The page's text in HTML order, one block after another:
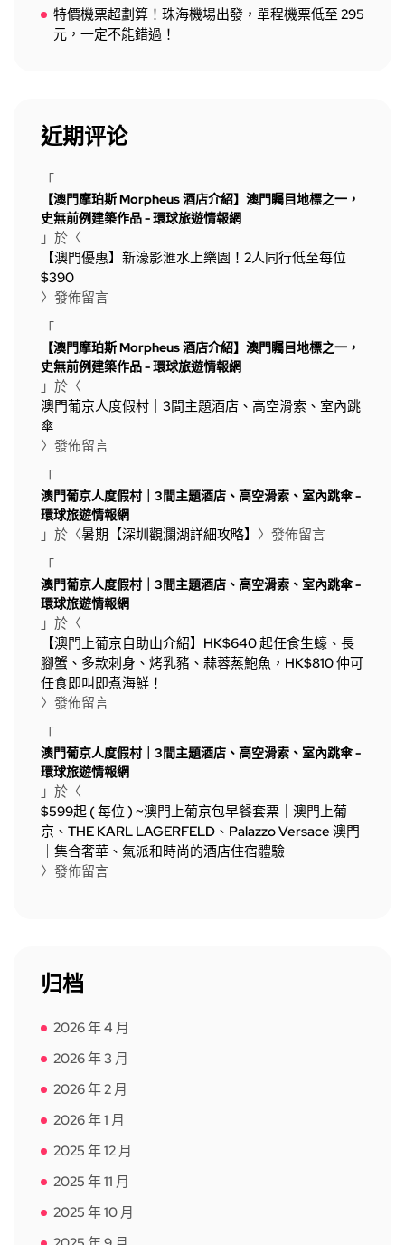
特價機票超劃算！珠海機場出發，單程機票低至 295
元，一定不能錯過！
近期评论
「
【澳門摩珀斯 Morpheus 酒店介紹】澳門矚目地標之一，
史無前例建築作品 - 環球旅遊情報網
」於〈
【澳門優惠】新濠影滙水上樂園！2人同行低至每位
$390
〉發佈留言
「
【澳門摩珀斯 Morpheus 酒店介紹】澳門矚目地標之一，
史無前例建築作品 - 環球旅遊情報網
」於〈
澳門葡京人度假村｜3間主題酒店、高空滑索、室內跳
傘
〉發佈留言
「
澳門葡京人度假村｜3間主題酒店、高空滑索、室內跳傘 -
環球旅遊情報網
」於〈暑期【深圳觀瀾湖詳細攻略】 〉發佈留言
「
澳門葡京人度假村｜3間主題酒店、高空滑索、室內跳傘 -
環球旅遊情報網
」於〈
【澳門上葡京自助山介紹】HK$640 起任食生蠔、長
腳蟹、多款刺身、烤乳豬、蒜蓉蒸鮑魚，HK$810 仲可
任食即叫即煮海鮮！
〉發佈留言
「
澳門葡京人度假村｜3間主題酒店、高空滑索、室內跳傘 -
環球旅遊情報網
」於〈
$599起 ( 每位 ) ~澳門上葡京包早餐套票｜澳門上葡
京、THE KARL LAGERFELD、Palazzo Versace 澳門
｜集合奢華、氣派和時尚的酒店住宿體驗
〉發佈留言
归档
2026 年 4 月
2026 年 3 月
2026 年 2 月
2026 年 1 月
2025 年 12 月
2025 年 11 月
2025 年 10 月